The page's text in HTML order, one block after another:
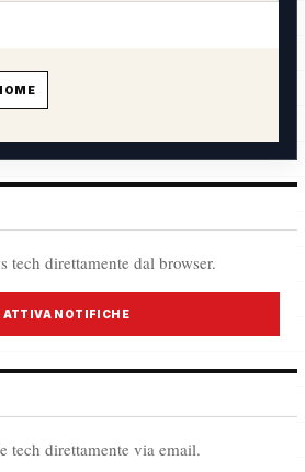
tech direttamente dal browser.
ATTIVA NOTIFICHE
direttamente via email.